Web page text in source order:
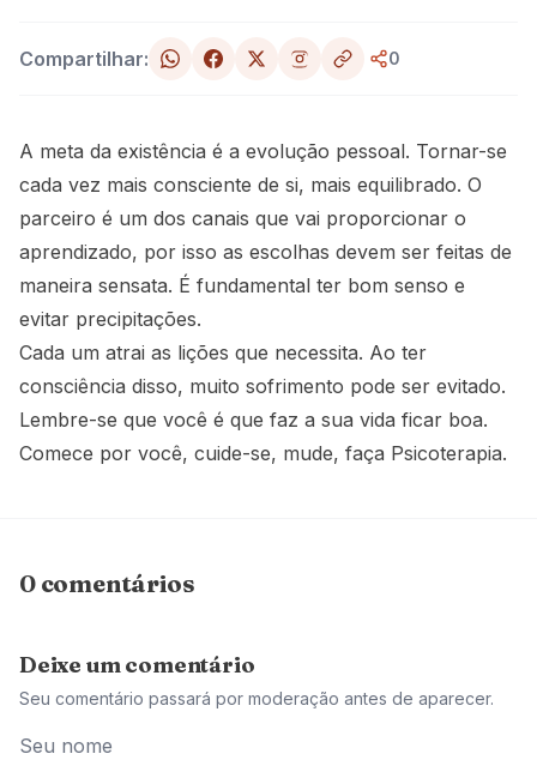
Compartilhar: 0
A meta da existência é a evolução pessoal. Tornar-se
cada vez mais consciente de si, mais equilibrado. O
parceiro é um dos canais que vai proporcionar o
aprendizado, por isso as escolhas devem ser feitas de
maneira sensata. É fundamental ter bom senso e
evitar precipitações.
Cada um atrai as lições que necessita. Ao ter
consciência disso, muito sofrimento pode ser evitado.
Lembre-se que você é que faz a sua vida ficar boa.
Comece por você, cuide-se, mude, faça Psicoterapia.
0 comentários
Deixe um comentário
Seu comentário passará por moderação antes de aparecer.